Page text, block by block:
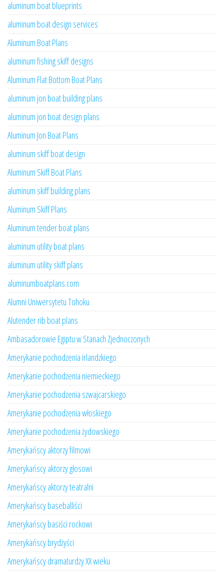
aluminum boat blueprints
aluminum boat design services
Aluminum Boat Plans
aluminum fishing skiff designs
Aluminum Flat Bottom Boat Plans
aluminum jon boat building plans
aluminum jon boat design plans
Aluminum Jon Boat Plans
aluminum skiff boat design
Aluminum Skiff Boat Plans
aluminum skiff building plans
Aluminum Skiff Plans
Aluminum tender boat plans
aluminum utility boat plans
aluminum utility skiff plans
aluminumboatplans.com
Alumni Uniwersytetu Tohoku
Alutender rib boat plans
Ambasadorowie Egiptu w Stanach Zjednoczonych
Amerykanie pochodzenia irlandzkiego
Amerykanie pochodzenia niemieckiego
Amerykanie pochodzenia szwajcarskiego
Amerykanie pochodzenia włoskiego
Amerykanie pochodzenia żydowskiego
Amerykańscy aktorzy filmowi
Amerykańscy aktorzy głosowi
Amerykańscy aktorzy teatralni
Amerykańscy baseballiści
Amerykańscy basiści rockowi
Amerykańscy brydżyści
Amerykańscy dramaturdzy XX wieku